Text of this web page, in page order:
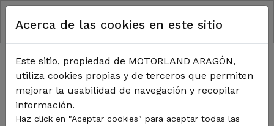
Pasar al contenido principal
RUTA DE NAVEGACIÓN
Inicio Noticias
TODA LA ACTUALIDAD DE
MOTORLAND
Acerca de las cookies en este sitio
Este sitio, propiedad de MOTORLAND ARAGÓN,
utiliza cookies propias y de terceros que permiten
mejorar la usabilidad de navegación y recopilar
información.
Haz click en "Aceptar cookies" para aceptar todas las